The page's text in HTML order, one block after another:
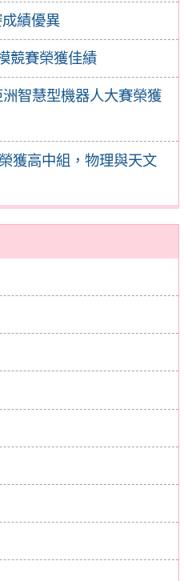
績優異
競賽榮獲佳績
智慧型機器人大賽榮獲
獲高中組，物理與天文